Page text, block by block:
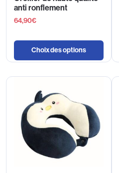
anti ronflement
64,90€
Choix des options